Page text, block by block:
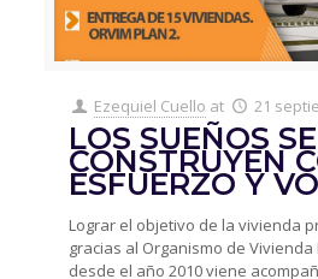
Ezequiel Cuello at 21
LOS SUEÑOS SE
CONSTRUYEN
ESFUERZO Y
Lograr el objetivo de la vivienda
gracias al Organismo de
desde el año 2010 viene